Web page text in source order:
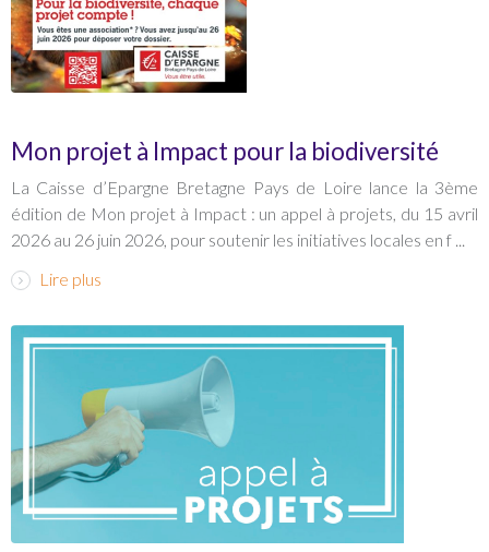
Mon projet à Impact pour la biodiversité
La Caisse d’Epargne Bretagne Pays de Loire lance la 3ème
édition de Mon projet à Impact : un appel à projets, du 15 avril
2026 au 26 juin 2026, pour soutenir les initiatives locales en f ...
Lire plus